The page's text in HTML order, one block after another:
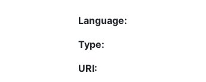
Language:
Type:
URI: